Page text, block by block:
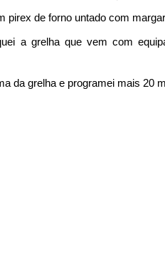
pirex de forno untado com
a grelha que vem com
da grelha e programei mais 20